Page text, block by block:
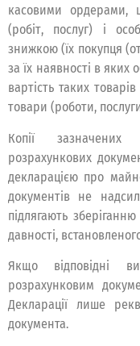
касовими ордерами,
(робіт, послуг) і
знижкою (їх покупця
за їх наявності в яких
вартість таких
товари (роботи,
Копії зазначених
розрахункових
декларацією про
документів не
підлягають
давності,
Якщо відповідні
розрахунковим
Декларації лише
документа.